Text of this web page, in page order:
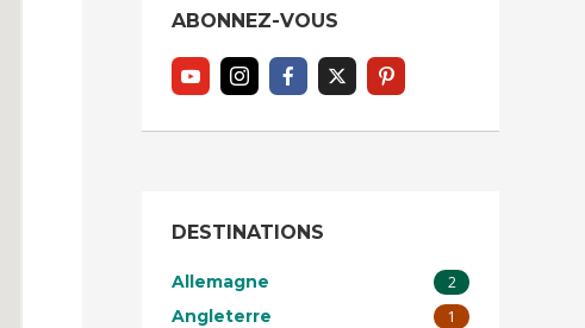
ABONNEZ-VOUS
DESTINATIONS
Allemagne 2
Angleterre 1